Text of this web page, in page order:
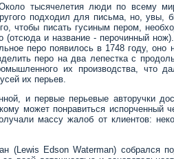
тысячелетия люди по всему
подходил для письма, но, увы,
чтобы писать гусиным пером,
и название - перочинный
перо появилось в 1748 году, оно
перо на два лепестка с
их производства, что
их перьев.
и первые перьевые авторучки
может понравиться испорченный
массу жалоб от клиентов:
Edson Waterman) собрался